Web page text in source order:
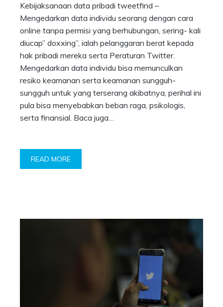
Kebijaksanaan data pribadi tweetfind –
Mengedarkan data individu seorang dengan cara
online tanpa permisi yang berhubungan, sering- kali
diucap” doxxing”, ialah pelanggaran berat kepada
hak pribadi mereka serta Peraturan Twitter.
Mengedarkan data individu bisa memunculkan
resiko keamanan serta keamanan sungguh-
sungguh untuk yang terserang akibatnya, perihal ini
pula bisa menyebabkan beban raga, psikologis,
serta finansial. Baca juga…
READ MORE